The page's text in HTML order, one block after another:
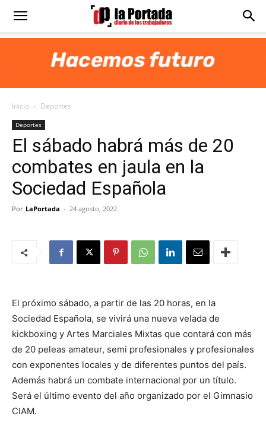
Diario
Portada
Inicio Deportes
Deportes
El sábado habrá más de 20
combates en jaula en la
Sociedad Española
Por LaPortada - 24 agosto, 2022
El próximo sábado, a partir de las 20 horas, en la
Sociedad Española, se vivirá una nueva velada de
kickboxing y Artes Marciales Mixtas que contará con más
de 20 peleas amateur, semi profesionales y profesionales
con exponentes locales y de diferentes puntos del país.
Además habrá un combate internacional por un título.
Será el último evento del año organizado por el Gimnasio
CIAM.